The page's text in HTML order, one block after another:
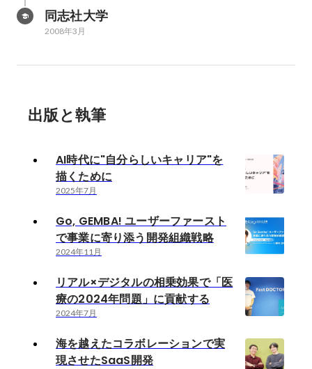
同志社大学
2008年3月
出版と執筆
AI時代に"自分らしいキャリア"を
描くために
2025年7月
Go, GEMBA! ユーザーファースト
で事業に寄り添う開発組織戦略
2024年11月
リアル×デジタルの相乗効果で「医
療の2024年問題」に貢献する
2024年7月
海を越えたコラボレーションで実
現させたSaaS開発